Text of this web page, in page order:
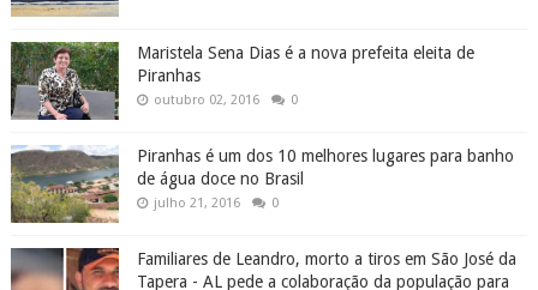
Maristela Sena Dias é a nova prefeita eleita de
Piranhas
outubro 02, 2016 0
Piranhas é um dos 10 melhores lugares para banho
de água doce no Brasil
julho 21, 2016 0
Familiares de Leandro, morto a tiros em São José da
Tapera - AL pede a colaboração da população para